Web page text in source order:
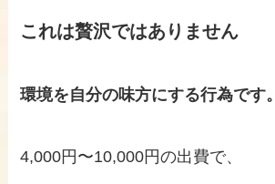
これは贅沢ではありません
環境を自分の味方にする行為です。
4,000円〜10,000円の出費で、